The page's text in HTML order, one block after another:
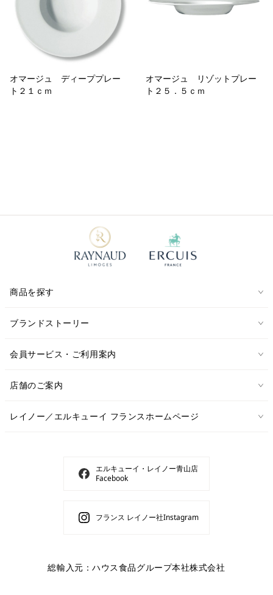
オマージュ ディーププレー
ト２１ｃｍ
オマージュ リゾットプレー
ト２５．５ｃｍ
商品を探す
ブランドストーリー
会員サービス・ご利用案内
店舗のご案内
レイノー／エルキューイ フランスホームページ
エルキューイ・レイノー青山店
Facebook
フランス レイノー社Instagram
総輸入元：ハウス食品グループ本社株式会社